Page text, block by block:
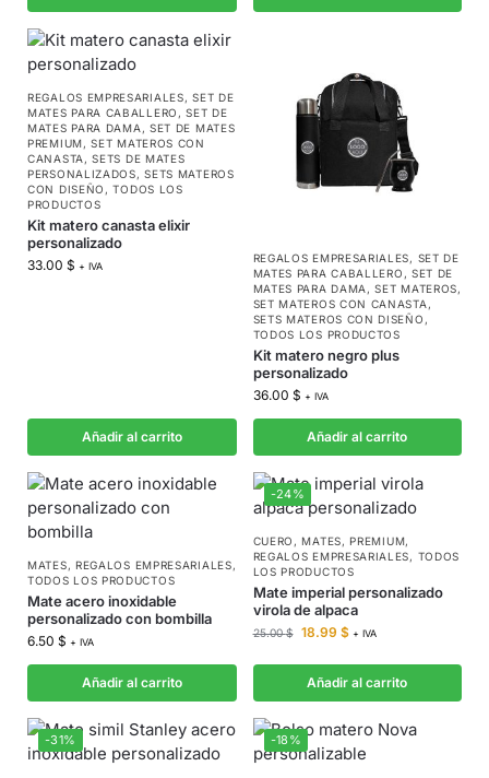
REGALOS EMPRESARIALES,SET DE
MATES PARA CABALLERO ,SET DE
MATES PARA DAMA , SET DE MATES
PREMIUM,SET MATEROS CON
CANASTA ,SETS DE MATES
PERSONALIZADOS,SETS MATEROS
CON DISEÑO ,TODOS LOS
PRODUCTOS
Kit matero canasta elixir
personalizado
33.00 $ + IVA
Añadir al carrito
REGALOS EMPRESARIALES, SET DE
MATES PARA CABALLERO , SET DE
MATES PARA DAMA ,SET MATEROS,
SET MATEROS CON CANASTA ,
SETS MATEROS CON DISEÑO ,
TODOS LOS PRODUCTOS
Kit matero negro plus
personalizado
36.00 $ + IVA
Añadir al carrito
MATES, REGALOS EMPRESARIALES,
TODOS LOS PRODUCTOS
Mate acero inoxidable
personalizado con bombilla
6.50 $ + IVA
Añadir al carrito
-24%
CUERO ,MATES,PREMIUM,
REGALOS EMPRESARIALES, TODOS
LOS PRODUCTOS
Mate imperial personalizado
virola de alpaca
25.00$ 18.99 $ + IVA
Añadir al carrito
-31% -18%